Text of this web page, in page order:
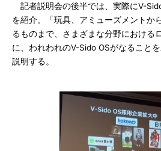
記者説明会の後半では、実際にV-
を紹介。「玩具、アミューズメントか
るものまで、さまざまな分野における
に、われわれのV-Sido OSがなること
説明する。